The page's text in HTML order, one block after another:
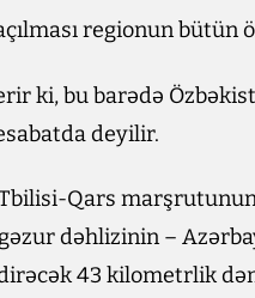
regionun bütün
ki, bu barədə
deyilir.
Qars
dəhlizinin –
43 kilometrlik